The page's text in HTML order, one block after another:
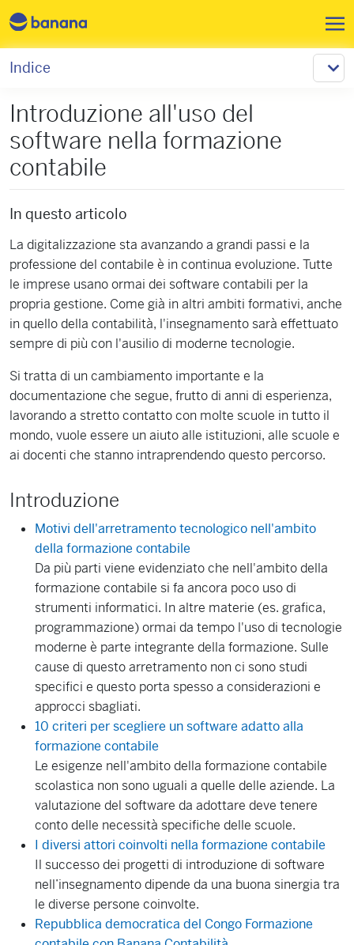
Introduzione all'uso del
software nella formazione
contabile
In questo articolo
La digitalizzazione sta avanzando a grandi passi e la
professione del contabile è in continua evoluzione. Tutte
le imprese usano ormai dei software contabili per la
propria gestione. Come già in altri ambiti formativi, anche
in quello della contabilità, l'insegnamento sarà effettuato
sempre di più con l'ausilio di moderne tecnologie.
Si tratta di un cambiamento importante e la
documentazione che segue, frutto di anni di esperienza,
lavorando a stretto contatto con molte scuole in tutto il
mondo, vuole essere un aiuto alle istituzioni, alle scuole e
ai docenti che stanno intraprendendo questo percorso.
Introduzione
Motivi dell'arretramento tecnologico nell'ambito
della formazione contabile
Da più parti viene evidenziato che nell'ambito della
formazione contabile si fa ancora poco uso di
strumenti informatici. In altre materie (es. grafica,
programmazione) ormai da tempo l'uso di tecnologie
moderne è parte integrante della formazione. Sulle
cause di questo arretramento non ci sono studi
specifici e questo porta spesso a considerazioni e
approcci sbagliati.
10 criteri per scegliere un software adatto alla
formazione contabile
Le esigenze nell'ambito della formazione contabile
scolastica non sono uguali a quelle delle aziende. La
valutazione del software da adottare deve tenere
conto delle necessità specifiche delle scuole.
I diversi attori coinvolti nella formazione contabile
Il successo dei progetti di introduzione di software
nell’insegnamento dipende da una buona sinergia tra
le diverse persone coinvolte.
Repubblica democratica del Congo Formazione
Indice